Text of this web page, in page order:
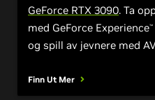
GeForce RTX 3090. Ta
med GeForce Experience™
og spill av jevnere med
Finn Ut Mer